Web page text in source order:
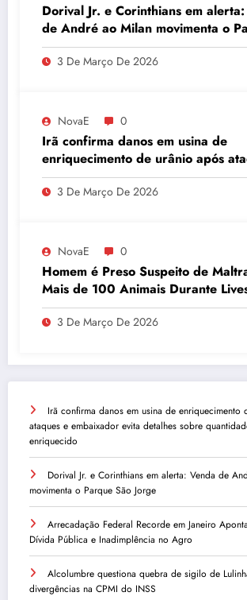
Dorival Jr. e Corinthians em
de André ao Milan movimenta o
São Jorge
3 De Março De 2026
NovaE 0
Irã confirma danos em usina de
enriquecimento de urânio após
embaixador evita detalhes sobre
quantidade de urânio enriquecido
3 De Março De 2026
NovaE 0
Homem é Preso Suspeito de
Mais de 100 Animais Durante
3 De Março De 2026
Irã confirma danos em usina de enriquecimento
ataques e embaixador evita detalhes sobre
enriquecido
Dorival Jr. e Corinthians em alerta: Venda de
movimenta o Parque São Jorge
Arrecadação Federal Recorde em Janeiro
Dívida Pública e Inadimplência no Agro
Alcolumbre questiona quebra de sigilo de
divergências na CPMI do INSS